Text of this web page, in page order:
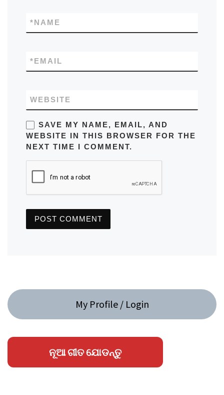
NAME
*
EMAIL
*
WEBSITE
SAVE MY NAME, EMAIL, AND
WEBSITE IN THIS BROWSER FOR THE
NEXT TIME I COMMENT.
My Profile / Login
ନୂଆ ଗୀତ ଯୋଡନ୍ତୁ